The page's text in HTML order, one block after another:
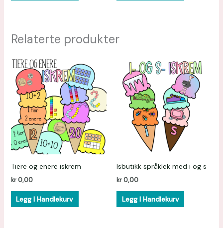
Relaterte produkter
Tiere og enere iskrem
kr0,00
Legg I Handlekurv
Isbutikk språklek med i og s
kr0,00
Legg I Handlekurv